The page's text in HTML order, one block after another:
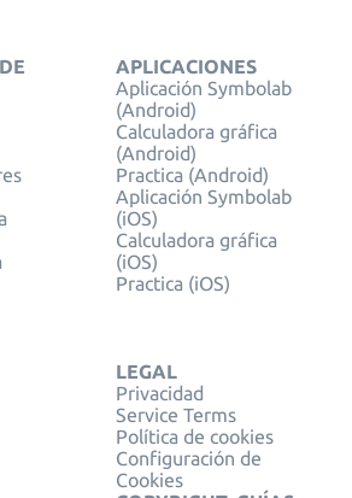
APLICACIONES
Aplicación Symbolab
(Android)
Calculadora gráfica
(Android)
Practica (Android)
Aplicación Symbolab
(iOS)
Calculadora gráfica
(iOS)
Practica (iOS)
LEGAL
Privacidad
Service Terms
Política de cookies
Configuración de
Cookies